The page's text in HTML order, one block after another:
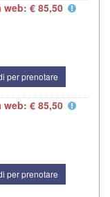
web: € 85,50
per prenotare
web: € 85,50
per prenotare